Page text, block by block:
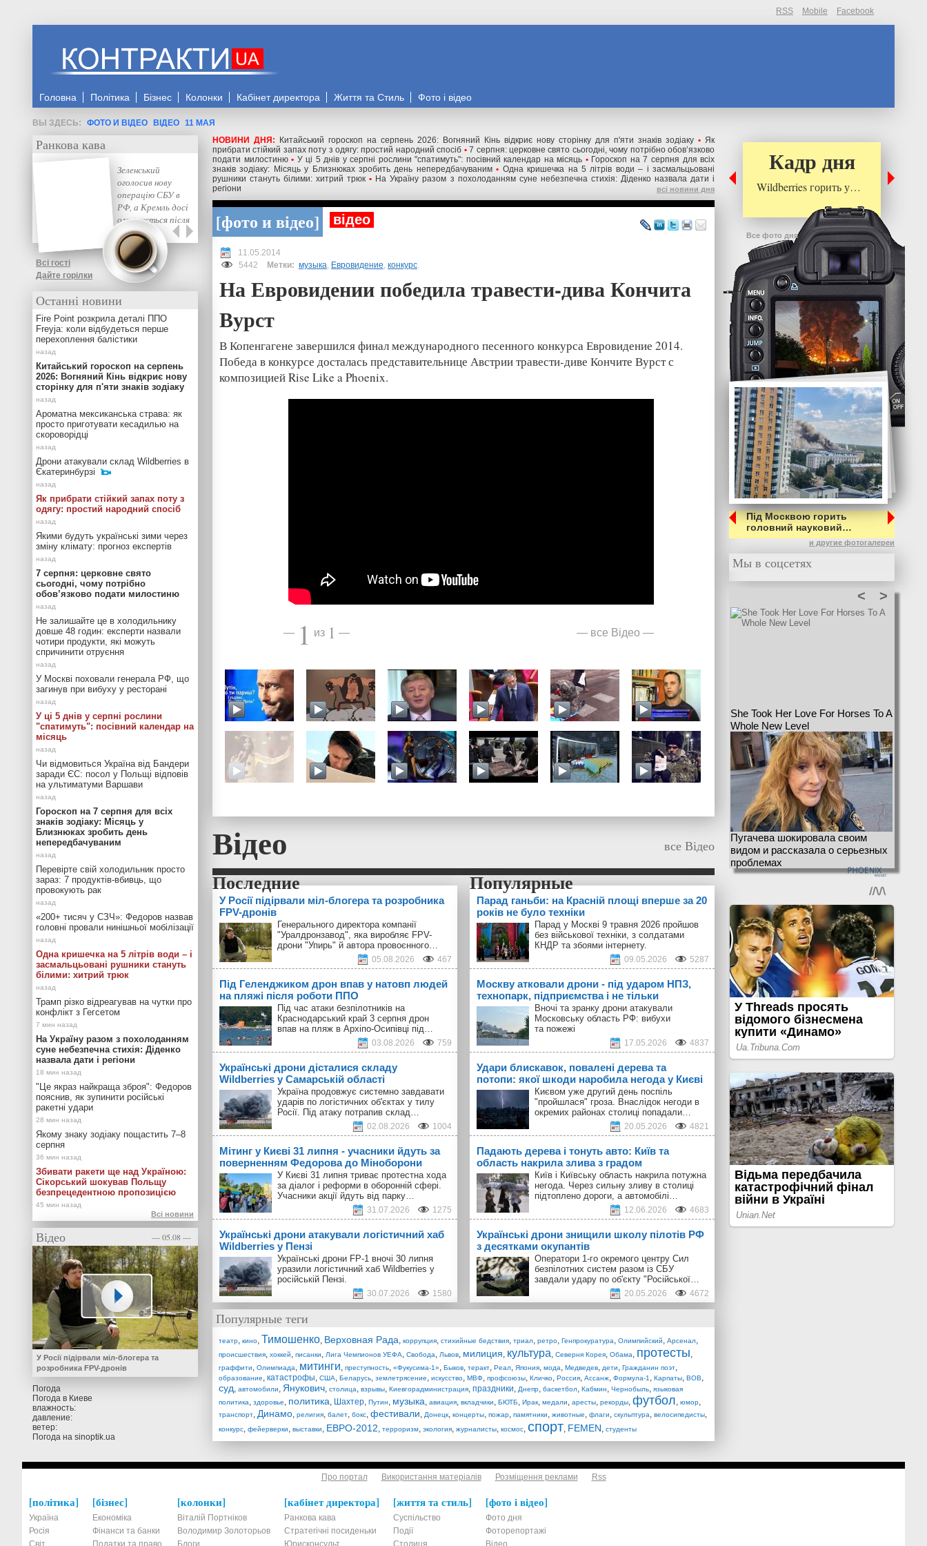
RSS Mobile Facebook
Головна Політика Бізнес Колонки Кабінет директора Життя та Стиль Фото і відео
ФОТО И ВІДЕО ВІДЕО 11 МАЯ
НОВИНИ ДНЯ:
Китайський гороскоп на серпень 2026: Вогняний Кінь відкриє нову сторінку для п'яти знаків зодіаку • Як
прибрати стійкий запах поту з одягу: простий народний спосіб • 7 серпня: церковне свято сьогодні, чому потрібно обов’язково
подати милостиню • У ці 5 днів у серпні рослини "спатимуть": посівний календар на місяць • Гороскоп на 7 серпня для всіх
знаків зодіаку: Місяць у Близнюках зробить день непередбачуваним • Одна кришечка на 5 літрів води – і засмальцьовані
рушники стануть білими: хитрий трюк • На Україну разом з похолоданням суне небезпечна стихія: Діденко назвала дати і
регіони
всі новини дня
фото и відео відео
11.05.2014
5442
Метки: музыка, Евровидение, конкурс.
На Евровидении победила травести-дива Кончита
Вурст
В Копенгагене завершился финал международного песенного конкурса Евровидение 2014.
Победа в конкурсе досталась представительнице Австрии травести-диве Кончите Вурст с
композицией Rise Like a Phoenix.
— 1 из 1 — — все Відео —
Відео все Відео
У Росії підірвали міл-блогера та розробника
FPV-дронів
Генерального директора компанії
"Уралдронзавод", яка виробляє FPV-
дрони "Упирь" й автора провоєнного…
05.08.2026 467
Під Геленджиком дрон впав у натовп людей
на пляжі після роботи ППО
Під час атаки безпілотників на
Краснодарський край 3 серпня дрон
впав на пляж в Архіпо-Осипівці під…
03.08.2026 759
Українські дрони дісталися складу
Wildberries у Самарській області
Україна продовжує системно завдавати
ударів по логістичних об'єктах у тилу
Росії. Під атаку потрапив склад…
02.08.2026 1004
Мітинг у Києві 31 липня - учасники йдуть за
поверненням Федорова до Міноборони
У Києві 31 липня триває протестна хода
за діалог і реформи в оборонній сфері.
Учасники акції йдуть від парку…
31.07.2026 1275
Українські дрони атакували логістичний хаб
Wildberries у Пензі
Українські дрони FP-1 вночі 30 липня
уразили логістичний хаб Wildberries у
російській Пензі.
30.07.2026 1580
Парад ганьби: на Красній площі вперше за 20
років не було техніки
Парад у Москві 9 травня 2026 пройшов
без військової техніки, з солдатами
КНДР та збоями інтернету.
09.05.2026 5287
Москву атковали дрони - під ударом НПЗ,
технопарк, підприємства і не тільки
Вночі та зранку дрони атакували
Московську область РФ: вибухи
та пожежі
17.05.2026 4837
Удари блискавок, повалені дерева та
потопи: якої шкоди наробила негода у Києві
Києвом уже другий день поспіль
"пройшлася" гроза. Внаслідок негоди в
окремих районах столиці попадали…
20.05.2026 4821
Падають дерева і тонуть авто: Київ та
область накрила злива з градом
Київ і Київську область накрила потужна
негода. Через сильну зливу в столиці
підтоплено дороги, а автомобілі…
12.06.2026 4683
Українські дрони знищили школу пілотів РФ
з десятками окупантів
Оператори 1-го окремого центру Сил
безпілотних систем разом із СБУ
завдали удару по об'єкту "Російської…
20.05.2026 4672
Популярные теги
театр, кино, Тимошенко, Верховная Рада, коррупция, стихийные бедствия, триал, ретро, Генпрокуратура, Олимпийский, Арсенал,
происшествия, хоккей, писанки, Лига Чемпионов УЕФА, Свобода, Львов, милиция, культура, Северня Корея, Обама, протесты,
граффити, Олимпиада, митинги, преступность, «Фукусима-1», Быков, теракт, Реал, Япония, мода, Медведев, дети, Гражданин поэт,
образование, катастрофы, США, Беларусь, землетрясение, искусство, МВФ, профсоюзы, Кличко, Россия, Ассанж, Формула-1 , Карпаты, ВОВ,
суд, автомобили, Янукович, столица, взрывы, Киевгорадминистрация, праздники, Днепр, баскетбол, Кабмин, Чернобыль, языковая
политика, здоровье, политика, Шахтер, Путин, музыка, авиация, вкладчики, БЮТБ, Ирак, медали, аресты, рекорды, футбол, юмор,
транспорт, Динамо, религия, балет, бокс, фестивали, Донецк, концерты, пожар, памятники, животные, флаги, скульптура, велосипедисты,
конкурс, фейерверки, выставки, ЕВРО-2012, терроризм, экология, журналисты, космос, спорт, FEMEN, студенты
Ранкова кава
Зеленський
оголосив нову
операцію СБУ в
РФ, а Кремль досі
оговтується після
нищівних атак —
деталі
Всі гості
Дайте горілки
Останні новини
Fire Point розкрила деталі ППО
Freyja: коли відбудеться перше
перехоплення балістики
Китайський гороскоп на серпень
2026: Вогняний Кінь відкриє нову
сторінку для п'яти знаків зодіаку
Ароматна мексиканська страва: як
просто приготувати кесадилью на
скороворідці
Дрони атакували склад Wildberries в
Єкатеринбурзі
Як прибрати стійкий запах поту з
одягу: простий народний спосіб
Якими будуть українські зими через
зміну клімату: прогноз експертів
7 серпня: церковне свято
сьогодні, чому потрібно
обов’язково подати милостиню
Не залишайте це в холодильнику
довше 48 годин: експерти назвали
чотири продукти, які можуть
спричинити отруєння
У Москві поховали генерала РФ, що
загинув при вибуху у ресторані
У ці 5 днів у серпні рослини
"спатимуть": посівний календар на
місяць
Чи відмовиться Україна від Бандери
заради ЄС: посол у Польщі відповів
на ультиматуми Варшави
Гороскоп на 7 серпня для всіх
знаків зодіаку: Місяць у
Близнюках зробить день
непередбачуваним
Перевірте свій холодильник просто
зараз: 7 продуктів-вбивць, що
провокують рак
«200+ тисяч у СЗЧ»: Федоров назвав
головні провали нинішньої мобілізації
Одна кришечка на 5 літрів води – і
засмальцьовані рушники стануть
білими: хитрий трюк
Трамп різко відреагував на чутки про
конфлікт з Гегсетом
На Україну разом з похолоданням
суне небезпечна стихія: Діденко
назвала дати і регіони
"Це якраз найкраща зброя": Федоров
пояснив, як зупинити російські
ракетні удари
Якому знаку зодіаку пощастить 7–8
серпня
Збивати ракети ще над Україною:
Сікорський шокував Польщу
безпрецедентною пропозицією
Всі новини
Відео — 05.08 —
У Росії підірвали міл-блогера та
розробника FPV-дронів
Погода
Погода в Киеве
влажность:
давление:
ветер:
Погода на sinoptik.ua
Кадр дня
Wildberries горить у…
Все фото дня
Під Москвою горить
головний науковий…
и другие фотогалереи
Мы в соцсетях
>
<
She Took Her Love For Horses To A
Whole New Level
Пугачева шокировала своим
видом и рассказала о серьезных
проблемах
Про портал Використання матеріалів Розміщення реклами Rss
політика
Україна
Росія
Світ
бізнес
Економіка
Фінанси та банки
Податки та право
колонки
Віталій Портніков
Володимир Золоторьов
Блоги
кабінет директора
Ранкова кава
Стратегічні посиденьки
Юрисконсульт
життя та стиль
Суспільство
Події
Столиця
фото і відео
Фото дня
Фоторепортажі
Відео